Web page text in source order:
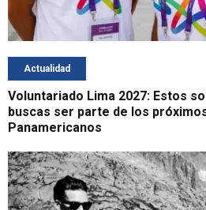
Actualidad
Voluntariado Lima 2027: Estos
buscas ser parte de los
Panamericanos